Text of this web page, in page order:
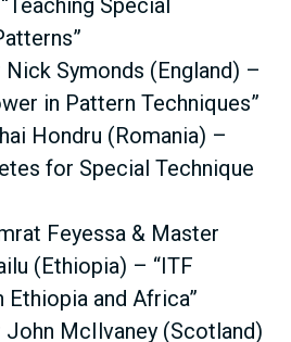
Special
Symonds (England) –
in Pattern Techniques”
Hondru (Romania) –
for Special Technique
Feyessa & Master
(Ethiopia) – “ITF
Ethiopia and Africa”
McIlvaney (Scotland)